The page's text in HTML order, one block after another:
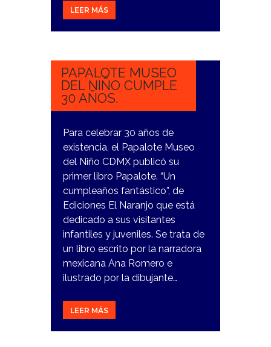
LEER MÁS
1
PAPALOTE MUSEO
DEL NIÑO CUMPLE
30 AÑOS.
Para celebrar 30 años de
existencia, el Papalote Museo
del Niño CDMX publicó su
primer libro Papalote. “Un
cumpleaños fantástico”, de
Ediciones El Naranjo que está
dedicado a sus visitantes
infantiles y juveniles. Se trata de
un libro escrito por la narradora
mexicana Ana Romero e
ilustrado por la dibujante…
LEER MÁS